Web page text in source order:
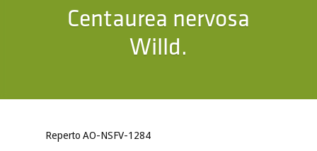
Centaurea nervosa
Willd.
Reperto AO-NSFV-1284